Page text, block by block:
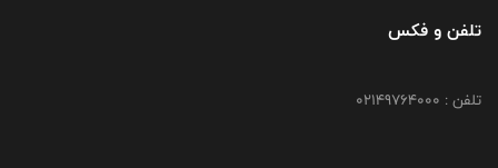
تلفن و فکس
تلفن : 02149764000